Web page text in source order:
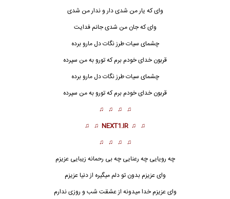
وای که یار من شدی دار و ندار من شدی
وای که جان من شدی جانم فدایت
چشمای سیات طرز نگات دل مارو برده
قربون خدای خودم برم که تورو به من سپرده
چشمای سیات طرز نگات دل مارو برده
قربون خدای خودم برم که تورو به من سپرده
♫ ♫ ♫ ♫
♫ ♫
NEXT1.IR
♫ ♫
♫ ♫ ♫ ♫
چه رویایی چه رعنایی چه بی رحمانه زیبایی عزیزم
وای عزیزم بدون تو دلم میگیره از دنیا عزیزم
وای عزیزم خدا میدونه از عشقت شب و روزی ندارم